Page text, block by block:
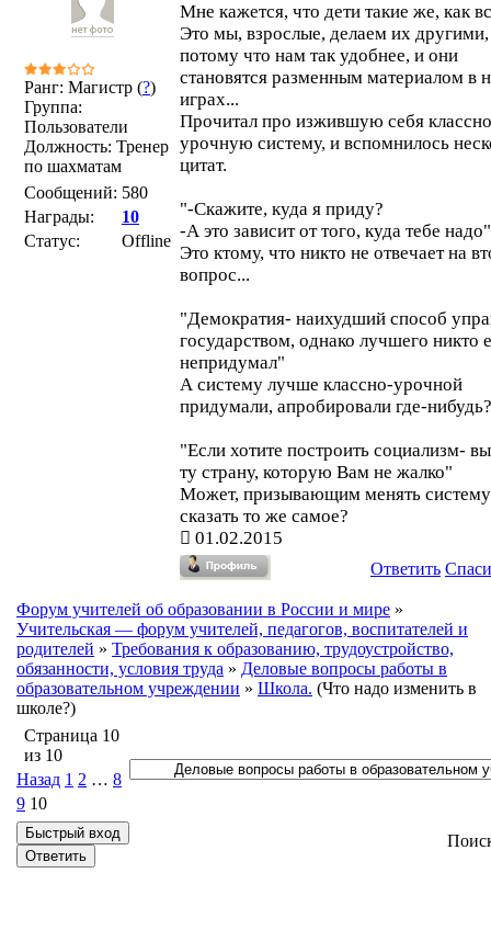
Ранг: Магистр (?)
Группа:
Пользователи
Должность: Тренер
по шахматам
Сообщений: 580
Награды:
10
Статус:
Offline
Мне кажется, что дети такие же, как
Это мы, взрослые, делаем их другими,
потому что нам так удобнее, и они
становятся разменным материалом в
играх...
Прочитал про изжившую себя
урочную систему, и вспомнилось
цитат.
"-Скажите, куда я приду?
-А это зависит от того, куда тебе надо"
Это ктому, что никто не отвечает на
вопрос...
"Демократия- наихудший способ
государством, однако лучшего никто
непридумал"
А систему лучше классно-урочной
придумали, апробировали где-нибудь?
"Если хотите построить социализм-
ту страну, которую Вам не жалко"
Может, призывающим менять
сказать то же самое?
01.02.2015
Ответить
Форум учителей об образовании в России и мире »
Учительская — форум учителей, педагогов, воспитателей и
родителей » Требования к образованию, трудоустройство,
обязанности, условия труда » Деловые вопросы работы в
образовательном учреждении » Школа. (Что надо изменить в
школе?)
Страница 10
из 10
Назад 1 2 … 8
9 10